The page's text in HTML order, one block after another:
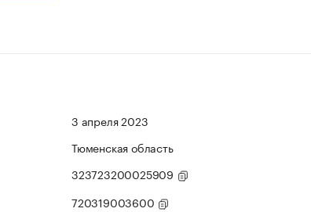
3 апреля 2023
Тюменская область
323723200025909
720319003600